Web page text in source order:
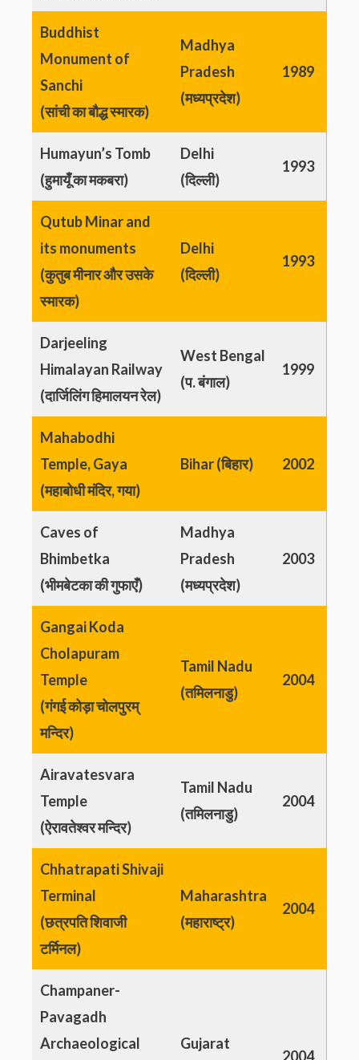
Buddhist
Monument of
Sanchi
(सांची का बौद्ध स्मारक)
Madhya
Pradesh
(मध्यप्रदेश)
1989
Humayun’s Tomb
(हुमायूँ का मकबरा)
Delhi
(दिल्ली)
1993
Qutub Minar and
its monuments
(कुतुब मीनार और उसके
स्मारक)
Delhi
(दिल्ली)
1993
Darjeeling
Himalayan Railway
(दार्जिलिंग हिमालयन रेल)
West Bengal
(प. बंगाल)
1999
Mahabodhi
Temple, Gaya
(महाबोधी मंदिर, गया)
Bihar (बिहार) 2002
Caves of
Bhimbetka
(भीमबेटका की गुफाएँ)
Madhya
Pradesh
(मध्यप्रदेश)
2003
Gangai Koda
Cholapuram
Temple
(गंगई कोड़ा चोलपुरम्
मन्दिर)
Tamil Nadu
(तमिलनाडु)
2004
Airavatesvara
Temple
(ऐरावतेश्वर मन्दिर)
Tamil Nadu
(तमिलनाडु)
2004
Chhatrapati Shivaji
Terminal
(छत्रपति शिवाजी
टर्मिनल)
Maharashtra
(महाराष्ट्र)
2004
Champaner-
Pavagadh
Archaeological
Gujarat
2004